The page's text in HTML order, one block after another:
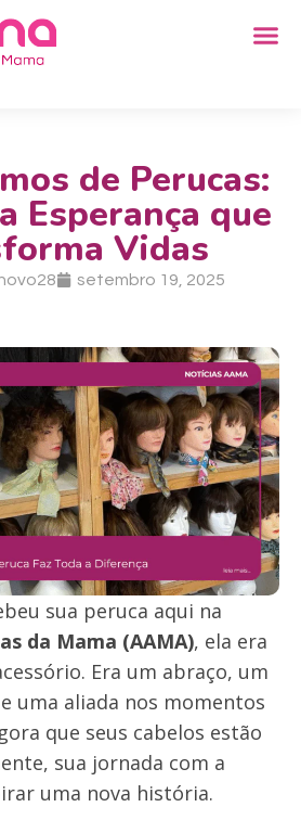
de Perucas:
Esperança que
Vidas
setembro 19, 2025
sua peruca aqui na
da Mama (AAMA), ela era
Era um abraço, um
uma aliada nos momentos
que seus cabelos estão
sua jornada com a
uma nova história.